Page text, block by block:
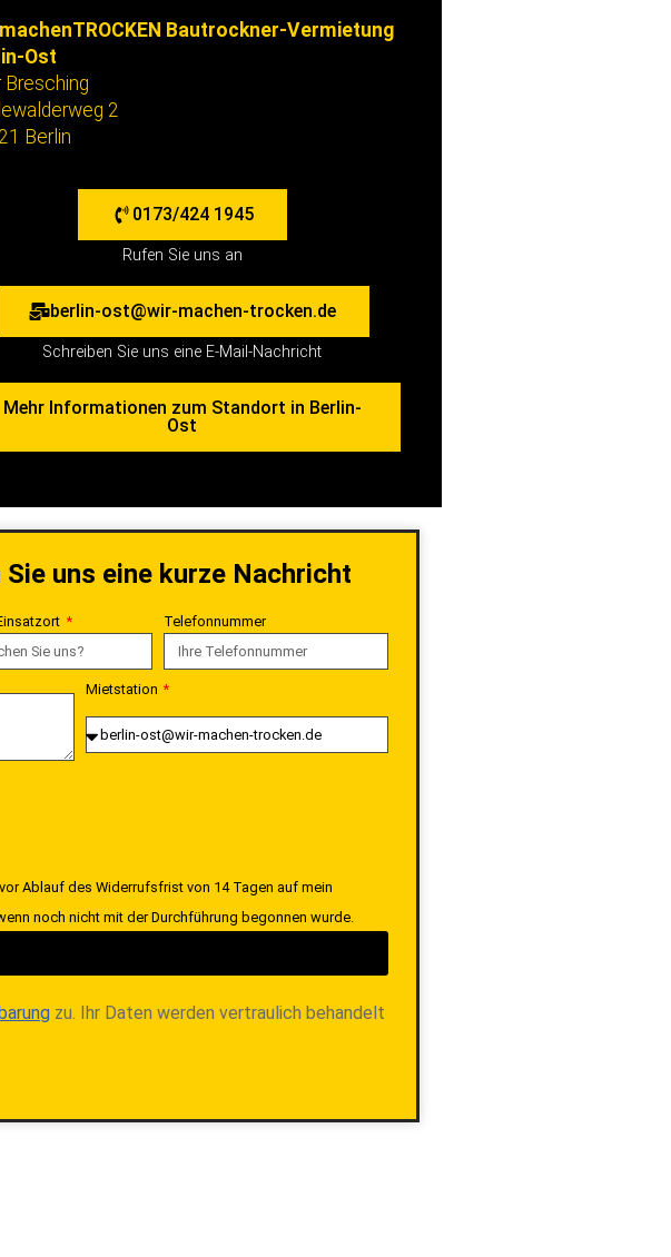
Bautrockner-Vermietung
Ost
Bresching
2
Berlin
0173/424 1945
Rufen Sie uns an
berlin-ost@wir-machen-trocken.de
Schreiben Sie uns eine E-Mail-Nachricht
Mehr Informationen zum Standort in Berlin-
Ost
uns eine kurze Nachricht
Telefonnummer
Mietstation
Ablauf des Widerrufsfrist von 14 Tagen auf mein
noch nicht mit der Durchführung begonnen wurde.
zu. Ihr Daten werden vertraulich behandelt